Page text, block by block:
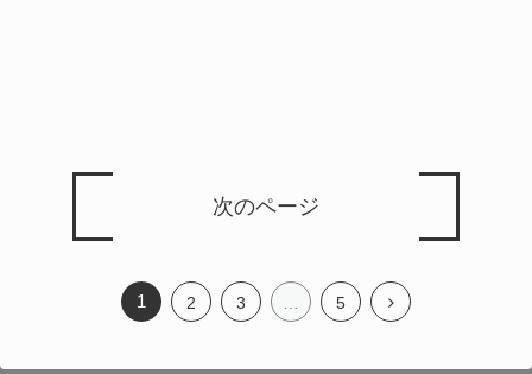
次のページ
1 2 3 5